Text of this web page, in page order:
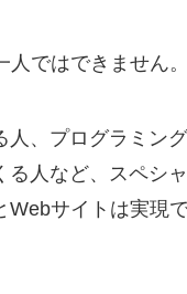
ではできません。
人、プログラミン
る人など、スペシ
Webサイトは実現